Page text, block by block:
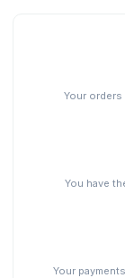
Your
You have
Your